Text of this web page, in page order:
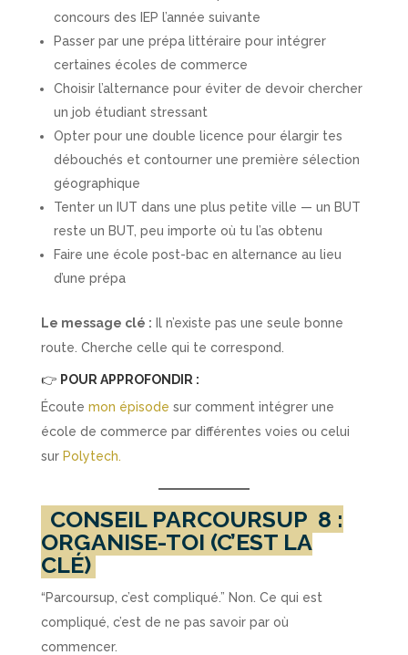
concours des IEP l’année suivante
Passer par une prépa littéraire pour intégrer
certaines écoles de commerce
Choisir l’alternance pour éviter de devoir chercher
un job étudiant stressant
Opter pour une double licence pour élargir tes
débouchés et contourner une première sélection
géographique
Tenter un IUT dans une plus petite ville — un BUT
reste un BUT, peu importe où tu l’as obtenu
Faire une école post-bac en alternance au lieu
d’une prépa
Le message clé : Il n’existe pas une seule bonne
route. Cherche celle qui te correspond.
👉 POUR APPROFONDIR :
Écoute mon épisode sur comment intégrer une
école de commerce par différentes voies ou celui
sur Polytech.
CONSEIL PARCOURSUP 8 :
ORGANISE-TOI (C’EST LA
CLÉ)
“Parcoursup, c’est compliqué.” Non. Ce qui est
compliqué, c’est de ne pas savoir par où
commencer.